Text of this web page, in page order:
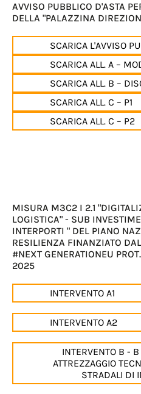
AVVISO PUBBLICO D'ASTA
DELLA "PALAZZINA
SCARICA L'AVVISO
SCARICA ALL. A –
SCARICA ALL. B –
SCARICA ALL. C – P1
SCARICA ALL. C – P2
MISURA M3C2 I 2.1
LOGISTICA" - SUB
INTERPORTI " DEL PIANO
RESILIENZA FINANZIATO
#NEXT GENERATIONEU
2025
INTERVENTO A1
INTERVENTO A2
INTERVENTO B -
ATTREZZAGGIO
STRADALI DI